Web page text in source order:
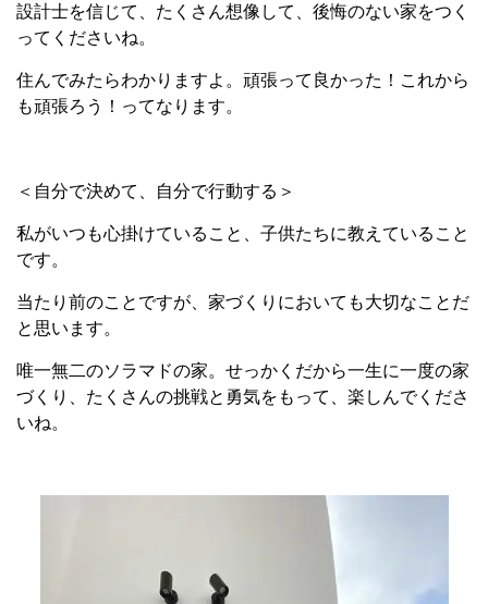
設計士を信じて、たくさん想像して、後悔のない家をつく
ってくださいね。
住んでみたらわかりますよ。頑張って良かった！これから
も頑張ろう！ってなります。
＜自分で決めて、自分で行動する＞
私がいつも心掛けていること、子供たちに教えていること
です。
当たり前のことですが、家づくりにおいても大切なことだ
と思います。
唯一無二のソラマドの家。せっかくだから一生に一度の家
づくり、たくさんの挑戦と勇気をもって、楽しんでくださ
いね。